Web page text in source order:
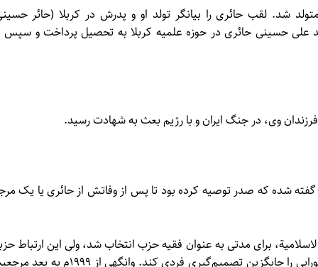
در ۱۰ شعبان ۱۳۵۷ق در کربلا متولد شد. لقب حائری را بیانگر تولد او و پدرش در کربلا (حائر
علی حسینی حائری در حوزه علمیه کربلا به تحصیل پرداخت و سپس
شده که صدر توصیه کرده بود تا پس از وفاتش از حائری یا یک
برای مدتی به عنوان فقیه حزب انتخاب شد، ولی این ارتباط
دوام نیافت، زیرا حزب به این نتیجه رسید که تصمیم‌گیری شورایی را جایگزین تصمیم‌گیری فردی کند. وانگهی از